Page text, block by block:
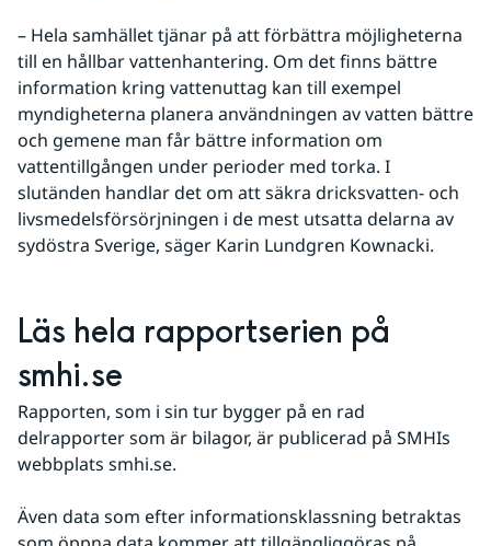
– Hela samhället tjänar på att förbättra möjligheterna
till en hållbar vattenhantering. Om det finns bättre
information kring vattenuttag kan till exempel
myndigheterna planera användningen av vatten bättre
och gemene man får bättre information om
vattentillgången under perioder med torka. I
slutänden handlar det om att säkra dricksvatten- och
livsmedelsförsörjningen i de mest utsatta delarna av
sydöstra Sverige, säger Karin Lundgren Kownacki.
Läs hela rapportserien på
smhi.se
Rapporten, som i sin tur bygger på en rad
delrapporter som är bilagor, är publicerad på SMHIs
webbplats smhi.se.
Även data som efter informationsklassning betraktas